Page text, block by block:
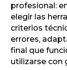
profesional:
elegir las
criterios
errores,
final que
utilizarse con